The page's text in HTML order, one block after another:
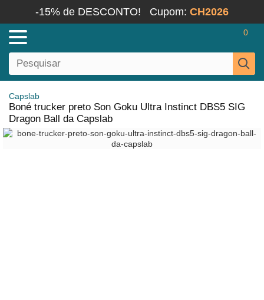
-15% de DESCONTO! Cupom: CH2026
0
Capslab
Boné trucker preto Son Goku Ultra Instinct DBS5 SIG
Dragon Ball da Capslab